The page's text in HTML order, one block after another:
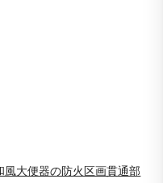
大便器の防火区画貫通部